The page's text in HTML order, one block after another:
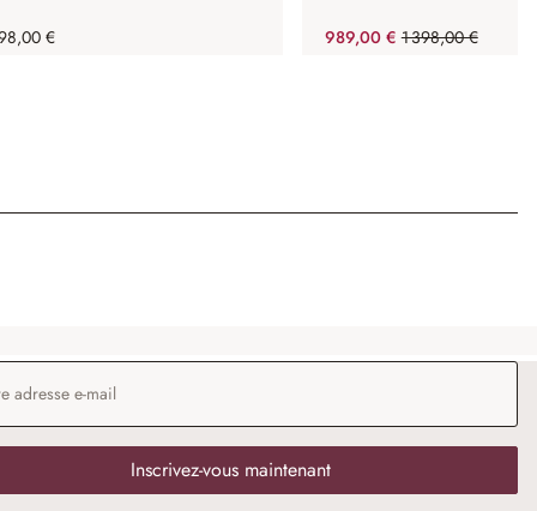
€ 989,00 €1 398,00 €
(29.26%spared)
mail
Inscrivez-vous maintenant